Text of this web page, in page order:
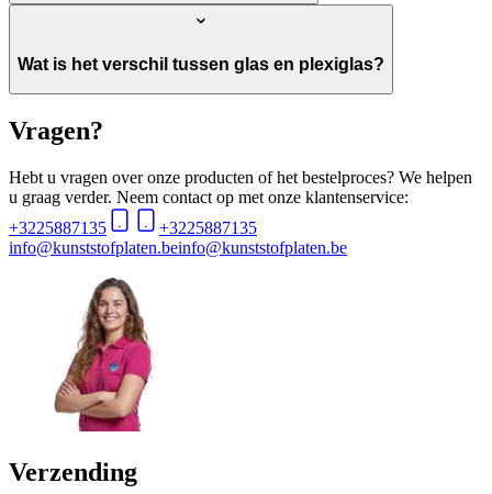
Wat is het verschil tussen glas en plexiglas?
Vragen?
Hebt u vragen over onze producten of het bestelproces? We helpen
u graag verder. Neem contact op met onze klantenservice:
+3225887135
+3225887135
info@kunststofplaten.beinfo@kunststofplaten.be
Verzending